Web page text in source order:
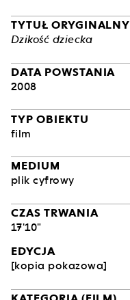
TYTUŁ ORYGINALNY
Dzikość dziecka
DATA POWSTANIA
2008
TYP OBIEKTU
film
MEDIUM
plik cyfrowy
CZAS TRWANIA
17'10"
EDYCJA
[kopia pokazowa]